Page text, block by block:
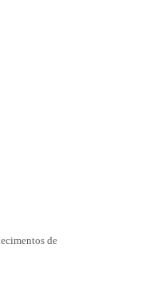
de